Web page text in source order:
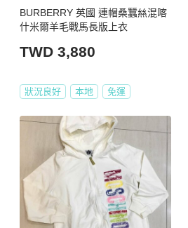
BURBERRY 英國 連帽桑蠶𢇁混喀
什米爾羊毛戰馬長版上衣
TWD 3,880
狀況良好 本地 免運